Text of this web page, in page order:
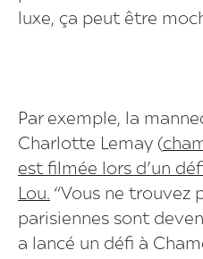
luxe, ça peut être
Par exemple, la
Charlotte Lemay (
est filmée lors d’un
Lou. “Vous ne trouvez
parisiennes sont
a lancé un défi à